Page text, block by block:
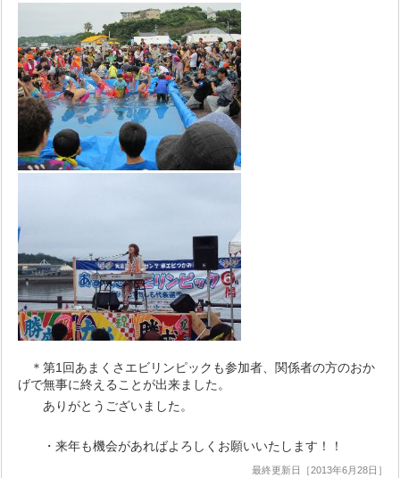
＊第1回あまくさエビリンピックも参加者、関係者の方のおか
げで無事に終えることが出来ました。
ありがとうございました。
・来年も機会があればよろしくお願いいたします！！
最終更新日［2013年6月28日］